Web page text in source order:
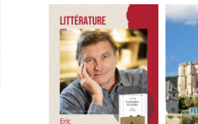
Good Bye Wolfgang !